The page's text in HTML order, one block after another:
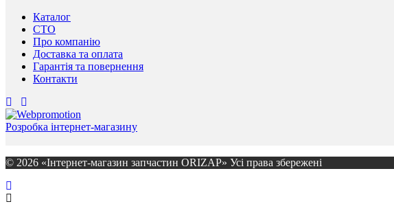
Каталог
СТО
Про компанію
Доставка та оплата
Гарантія та повернення
Контакти
Розробка інтернет-магазину
© 2026 «Інтернет-магазин запчастин ORIZAP» Усі права збережені